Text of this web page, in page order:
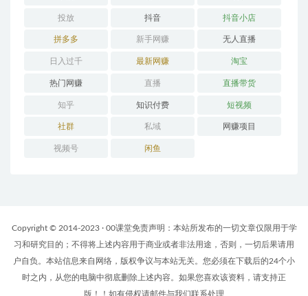
投放 抖音 抖音小店
拼多多 新手网赚 无人直播
日入过千 最新网赚 淘宝
热门网赚 直播 直播带货
知乎 知识付费 短视频
社群 私域 网赚项目
视频号 闲鱼
Copyright © 2014-2023 · 00课堂免责声明：本站所发布的一切文章仅限用于学
习和研究目的；不得将上述内容用于商业或者非法用途，否则，一切后果请用
户自负。本站信息来自网络，版权争议与本站无关。您必须在下载后的24个小
时之内，从您的电脑中彻底删除上述内容。如果您喜欢该资料，请支持正
版！！如有侵权请邮件与我们联系处理